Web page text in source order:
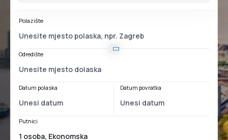
Polazište
Odredište
Datum polaska Datum povratka
Putnici